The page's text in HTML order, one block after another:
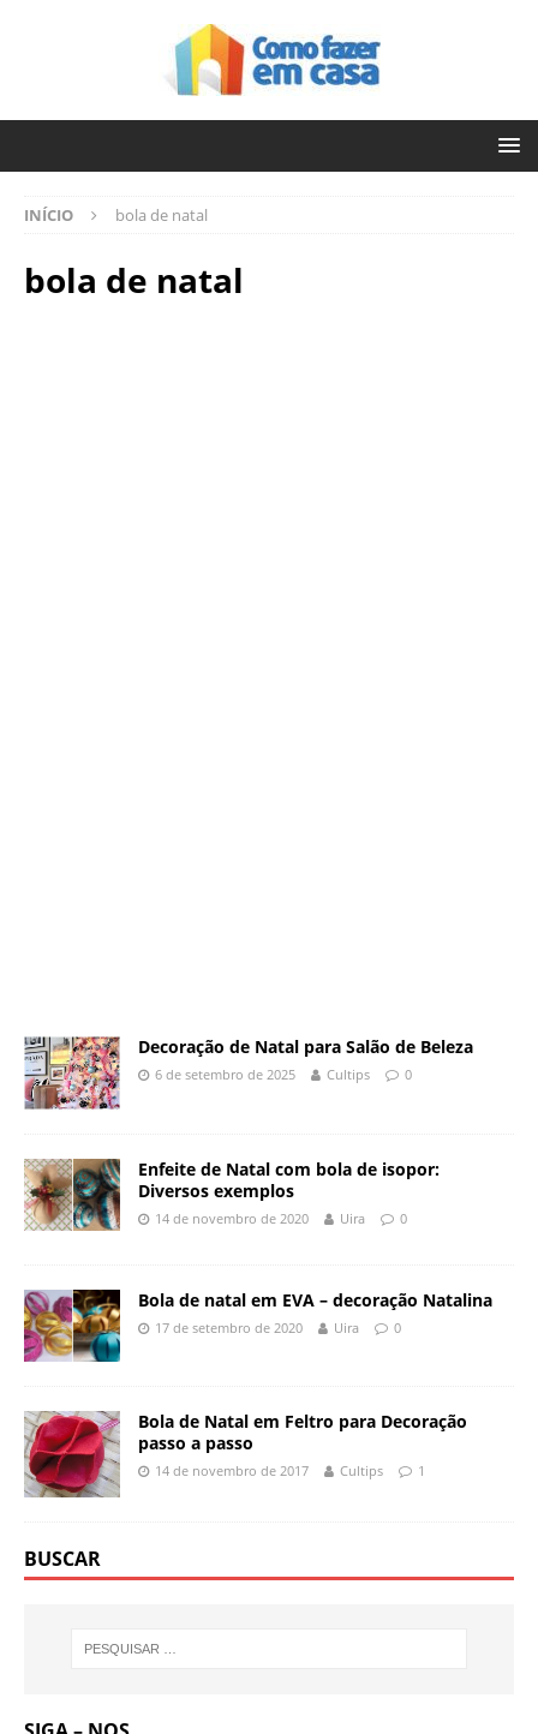
INÍCIO bola de natal
bola de natal
Decoração de Natal para Salão de Beleza
6 de setembro de 2025 Cultips 0
Enfeite de Natal com bola de isopor:
Diversos exemplos
14 de novembro de 2020 Uira 0
Bola de natal em EVA – decoração Natalina
17 de setembro de 2020 Uira 0
Bola de Natal em Feltro para Decoração
passo a passo
14 de novembro de 2017 Cultips 1
BUSCAR